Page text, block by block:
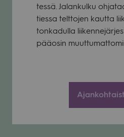
tessä. Jalan­kulku
tiessa telt­to­jen kautta
ton­ka­dulla
pää­osin